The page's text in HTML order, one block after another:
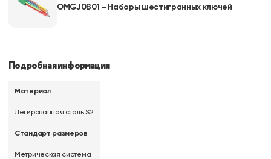
OMGJ0B01 – Наборы шестигранных ключей
Подробная информация
Материал
Легированная сталь S2
Стандарт размеров
Метрическая система